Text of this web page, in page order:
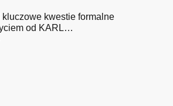
kluczowe kwestie formalne
od KARL…